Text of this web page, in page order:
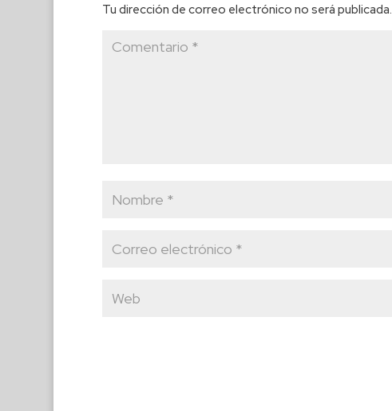
Tu dirección de correo electrónico no será publicada.